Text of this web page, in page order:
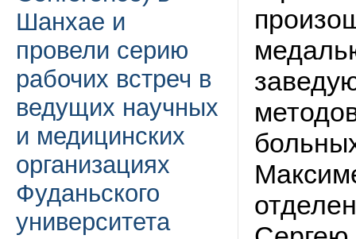
Шанхае и
провели серию
рабочих встреч в
ведущих научных
и медицинских
организациях
Фуданьского
университета